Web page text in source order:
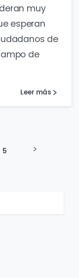
muy
esperan
de
de
Leer más
5